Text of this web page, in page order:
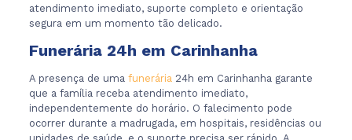
atendimento imediato, suporte completo e orientação
segura em um momento tão delicado.
Funerária 24h em Carinhanha
A presença de uma funerária24h em Carinhanha garante
que a família receba atendimento imediato,
independentemente do horário. O falecimento pode
ocorrer durante a madrugada, em hospitais, residências ou